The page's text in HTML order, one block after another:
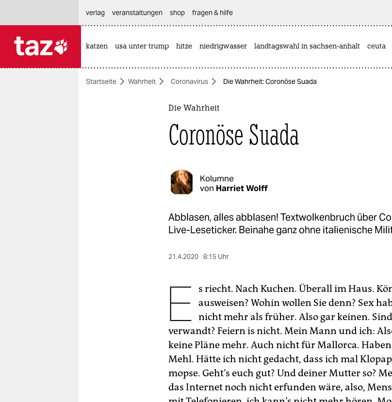
themen
verlag
veranstaltungen shop fragen & hilfe
katzen usa unter trump hitze niedrigwasser landtagswahl in sachsen-anhalt ceuta
Startseite Wahrheit Coronavirus Die Wahrheit: Coronöse Suada
Die Wahrheit
Coronöse Suada
Kolumne
von Harriet Wolff
Abblasen, alles abblasen! Textwolkenbruch über
Live-Leseticker. Beinahe ganz ohne italienische
21.4.2020 8:15 Uhr
E
s riecht. Nach Kuchen. Überall im Haus.
ausweisen? Wohin wollen Sie denn? Sex
nicht mehr als früher. Also gar keinen.
verwandt? Feiern is nicht. Mein Mann und ich:
keine Pläne mehr. Auch nicht für Mallorca. Haben
Mehl. Hätte ich nicht gedacht, dass ich mal
mopse. Geht’s euch gut? Und deiner Mutter so?
das Internet noch nicht erfunden wäre, also,